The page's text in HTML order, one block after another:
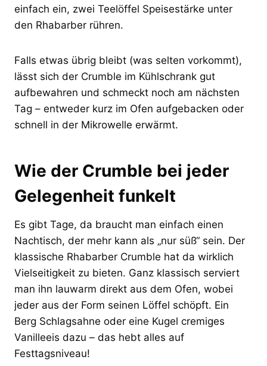
einfach ein, zwei Teelöffel Speisestärke unter
den Rhabarber rühren.
Falls etwas übrig bleibt (was selten vorkommt),
lässt sich der Crumble im Kühlschrank gut
aufbewahren und schmeckt noch am nächsten
Tag – entweder kurz im Ofen aufgebacken oder
schnell in der Mikrowelle erwärmt.
Wie der Crumble bei jeder
Gelegenheit funkelt
Es gibt Tage, da braucht man einfach einen
Nachtisch, der mehr kann als „nur süß“ sein. Der
klassische Rhabarber Crumble hat da wirklich
Vielseitigkeit zu bieten. Ganz klassisch serviert
man ihn lauwarm direkt aus dem Ofen, wobei
jeder aus der Form seinen Löffel schöpft. Ein
Berg Schlagsahne oder eine Kugel cremiges
Vanilleeis dazu – das hebt alles auf
Festtagsniveau!